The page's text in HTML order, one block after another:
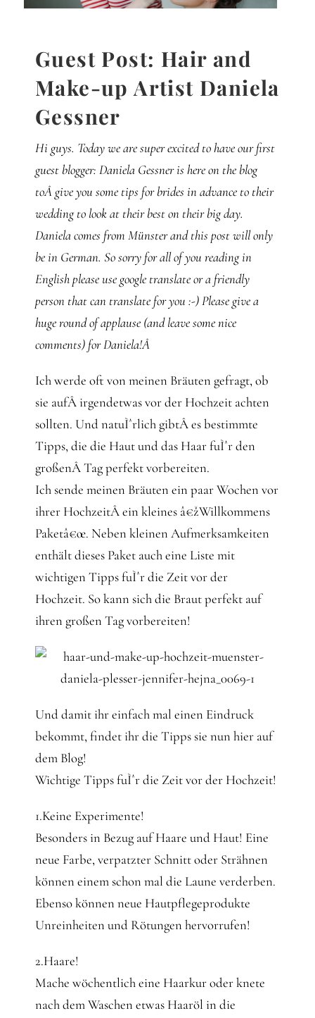
Schreiben
Guest Post: Hair and
Make-up Artist Daniela
Gessner
Hi guys. Today we are super excited to have our first
guest blogger: Daniela Gessner is here on the blog
toÂ give you some tips for brides in advance to their
wedding to look at their best on their big day.
Daniela comes from Münster and this post will only
be in German. So sorry for all of you reading in
English please use google translate or a friendly
person that can translate for you :-) Please give a
huge round of applause (and leave some nice
comments) for Daniela!Â
Ich werde oft von meinen Bräuten gefragt, ob
sie aufÂ irgendetwas vor der Hochzeit achten
sollten. Und natuÌˆrlich gibtÂ es bestimmte
Tipps, die die Haut und das Haar fuÌˆr den
großenÂ Tag perfekt vorbereiten.
Ich sende meinen Bräuten ein paar Wochen vor
ihrer HochzeitÂ ein kleines â€žWillkommens
Paketâ€œ. Neben kleinen Aufmerksamkeiten
enthält dieses Paket auch eine Liste mit
wichtigen Tipps fuÌˆr die Zeit vor der
Hochzeit. So kann sich die Braut perfekt auf
ihren großen Tag vorbereiten!
Und damit ihr einfach mal einen Eindruck
bekommt, findet ihr die Tipps sie nun hier auf
dem Blog!
Wichtige Tipps fuÌˆr die Zeit vor der Hochzeit!
1.Keine Experimente!
Besonders in Bezug auf Haare und Haut! Eine
neue Farbe, verpatzter Schnitt oder Strähnen
können einem schon mal die Laune verderben.
Ebenso können neue Hautpflegeprodukte
Unreinheiten und Rötungen hervorrufen!
2.Haare!
Mache wöchentlich eine Haarkur oder knete
nach dem Waschen etwas Haaröl in die